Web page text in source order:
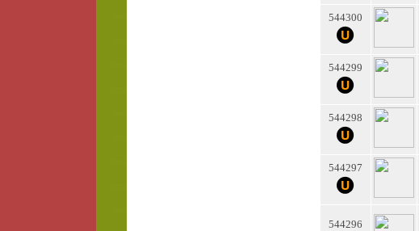
544300
544299
544298
544297
544296